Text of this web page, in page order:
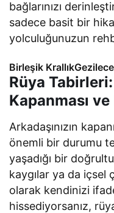
bağlarınızı
sadece basit bir
yolculuğunuzun
Birleşik
Rüya Tabirleri:
Kapanması
Arkadaşınızın
önemli bir durumu
yaşadığı bir
kaygılar ya da içsel
olarak kendinizi
hissediyorsanız,